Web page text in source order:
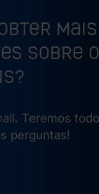
mais
sobre
Teremos
perguntas!